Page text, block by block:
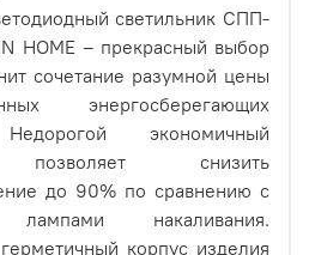
светильник СПП-
HOME – прекрасный выбор
сочетание разумной цены
энергосберегающих
экономичный
позволяет снизить
до 90% по сравнению с
лампами накаливания.
корпус изделия